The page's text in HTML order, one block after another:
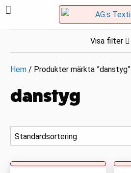
Visa filter
Hem / Produkter märkta ”danstyg”
danstyg